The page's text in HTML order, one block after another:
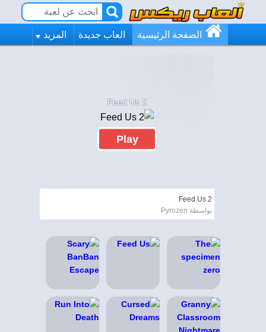
الصفحة الرئيسية العاب جديدة المزيد
Feed Us 2
Play
Feed Us 2
بواسطة Pyrozen